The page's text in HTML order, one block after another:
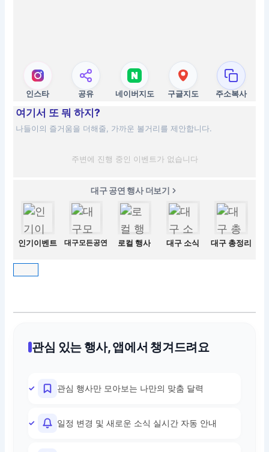
인스타 공유 네이버지도 구글지도 주소복사
여기서 또 뭐 하지?
나들이의 즐거움을 더해줄, 가까운 볼거리를 제안합니다.
주변에 진행 중인 이벤트가 없습니다
대구 공연 행사 더보기
인기이벤트 대구모든공연 로컬 행사 대구 소식 대구 총정리
관심 있는 행사, 앱에서 챙겨드려요
관심 행사만 모아보는 나만의 맞춤 달력
일정 변경 및 새로운 소식 실시간 자동 안내